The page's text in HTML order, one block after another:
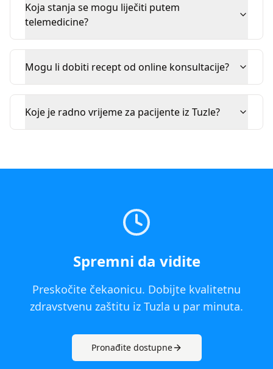
Koja stanja se mogu liječiti putem
telemedicine?
Mogu li dobiti recept od online konsultacije?
Koje je radno vrijeme za pacijente iz Tuzle?
Spremni da vidite
Preskočite čekaonicu. Dobijte kvalitetnu
zdravstvenu zaštitu iz Tuzla u par minuta.
Pronađite dostupne